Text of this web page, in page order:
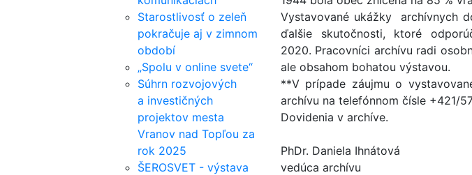
Starostlivosť o zeleň
pokračuje aj v zimnom
období
„Spolu v online svete“
Súhrn rozvojových
a investičných
projektov mesta
Vranov nad Topľou za
rok 2025
ŠEROSVET - výstava
Vystavované ukážky archívnych
ďalšie skutočnosti, ktoré
2020. Pracovníci archívu radi
ale obsahom bohatou výstavou.
**V prípade záujmu o
archívu na telefónnom čísle +421/
Dovidenia v archíve.
PhDr. Daniela Ihnátová
vedúca archívu